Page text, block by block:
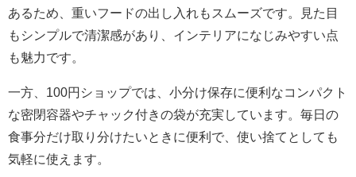
あるため、重いフードの出し入れもスムーズです。見た目
もシンプルで清潔感があり、インテリアになじみやすい点
も魅力です。
一方、100円ショップでは、小分け保存に便利なコンパクト
な密閉容器やチャック付きの袋が充実しています。毎日の
食事分だけ取り分けたいときに便利で、使い捨てとしても
気軽に使えます。